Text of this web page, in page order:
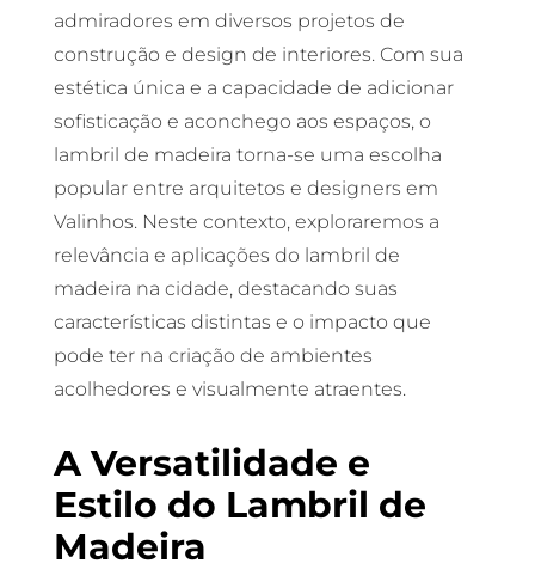
admiradores em diversos projetos de
construção e design de interiores. Com sua
estética única e a capacidade de adicionar
sofisticação e aconchego aos espaços, o
lambril de madeira torna-se uma escolha
popular entre arquitetos e designers em
Valinhos. Neste contexto, exploraremos a
relevância e aplicações do lambril de
madeira na cidade, destacando suas
características distintas e o impacto que
pode ter na criação de ambientes
acolhedores e visualmente atraentes.
A Versatilidade e
Estilo do Lambril de
Madeira